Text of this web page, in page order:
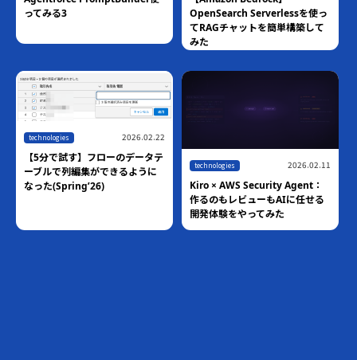
ってみる3
OpenSearch Serverlessを使っ
てRAGチャットを簡単構築して
みた
technologies 2026.02.22
【5分で試す】フローのデータテ
ーブルで列編集ができるように
なった(Spring’26)
technologies 2026.02.11
Kiro × AWS Security Agent：
作るのもレビューもAIに任せる
開発体験をやってみた